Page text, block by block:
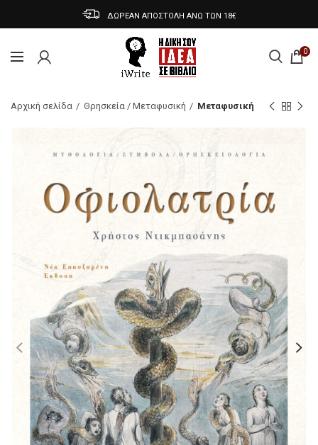
ΔΩΡΕΑΝ ΑΠΟΣΤΟΛΗ ΑΝΩ ΤΩΝ 18€
0
Αρχική σελίδα Θρησκεία / Μεταφυσική Μεταφυσική